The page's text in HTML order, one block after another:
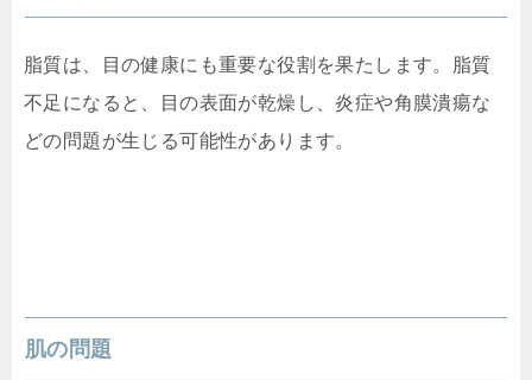
脂質は、目の健康にも重要な役割を果たします。脂質
不足になると、目の表面が乾燥し、炎症や角膜潰瘍な
どの問題が生じる可能性があります。
肌の問題